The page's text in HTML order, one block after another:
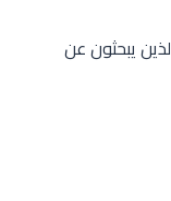
يبحثون عن